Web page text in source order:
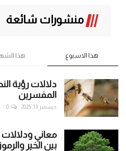
منشورات شائعة
هذا الاسبوع هذا
دلالات رؤية
المفسرين
ديسمبر 13, 2025 0
معاني ودلالات
بين الخير